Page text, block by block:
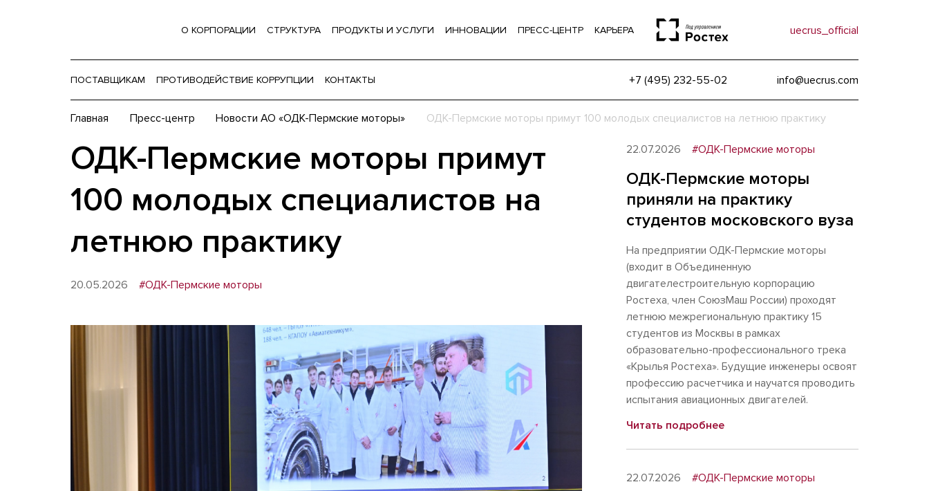
О КОРПОРАЦИИ СТРУКТУРА ПРОДУКТЫ И УСЛУГИ ИННОВАЦИИ ПРЕСС-ЦЕНТР КАРЬЕРА uecrus_official
ПОСТАВЩИКАМ ПРОТИВОДЕЙСТВИЕ КОРРУПЦИИ КОНТАКТЫ +7 (495) 232-55-02 info@uecrus.com
Главная Пресс-центр Новости АО «ОДК-Пермские моторы» ОДК-Пермские моторы примут 100 молодых специалистов на летнюю практику
ОДК-Пермские моторы примут
100 молодых специалистов на
летнюю практику
20.05.2026 #ОДК-Пермские моторы
22.07.2026 #ОДК-Пермские моторы
ОДК-Пермские моторы
приняли на практику
студентов московского вуза
На предприятии ОДК-Пермские моторы
(входит в Объединенную
двигателестроительную корпорацию
Ростеха, член СоюзМаш России) проходят
летнюю межрегиональную практику 15
студентов из Москвы в рамках
образовательно-профессионального трека
«Крылья Ростеха». Будущие инженеры освоят
профессию расчетчика и научатся проводить
испытания авиационных двигателей.
Читать подробнее
22.07.2026
#ОДК-Пермские моторы